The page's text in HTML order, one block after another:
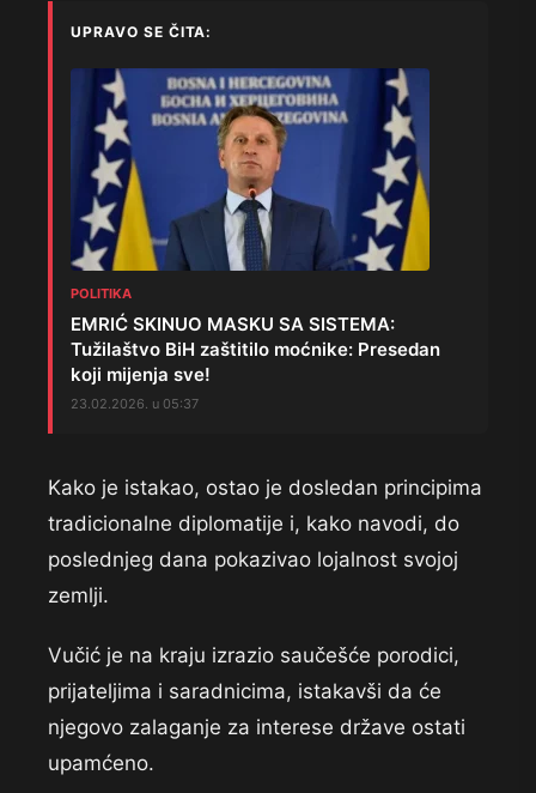
UPRAVO SE ČITA:
POLITIKA
EMRIĆ SKINUO MASKU SA SISTEMA:
Tužilaštvo BiH zaštitilo moćnike: Presedan
koji mijenja sve!
23.02.2026. u 05:37
Kako je istakao, ostao je dosledan principima
tradicionalne diplomatije i, kako navodi, do
poslednjeg dana pokazivao lojalnost svojoj
zemlji.
Vučić je na kraju izrazio saučešće porodici,
prijateljima i saradnicima, istakavši da će
njegovo zalaganje za interese države ostati
upamćeno.